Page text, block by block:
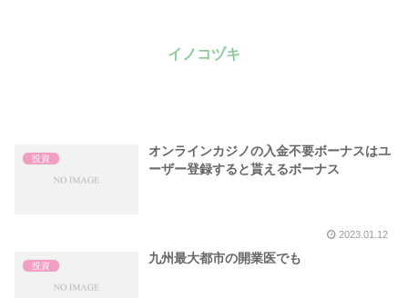
イノコヅキ
投資
オンラインカジノの入金不要ボーナスはユ
ーザー登録すると貰えるボーナス
2023.01.12
投資
九州最大都市の開業医でも